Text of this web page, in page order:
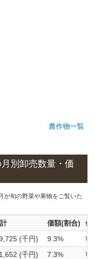
農作物一覧
別卸売数量・価
が旬の野菜や果物をご覧いた
価額(割合)
価
(千円) 9.3%
¥
(千円) 7.3%
¥